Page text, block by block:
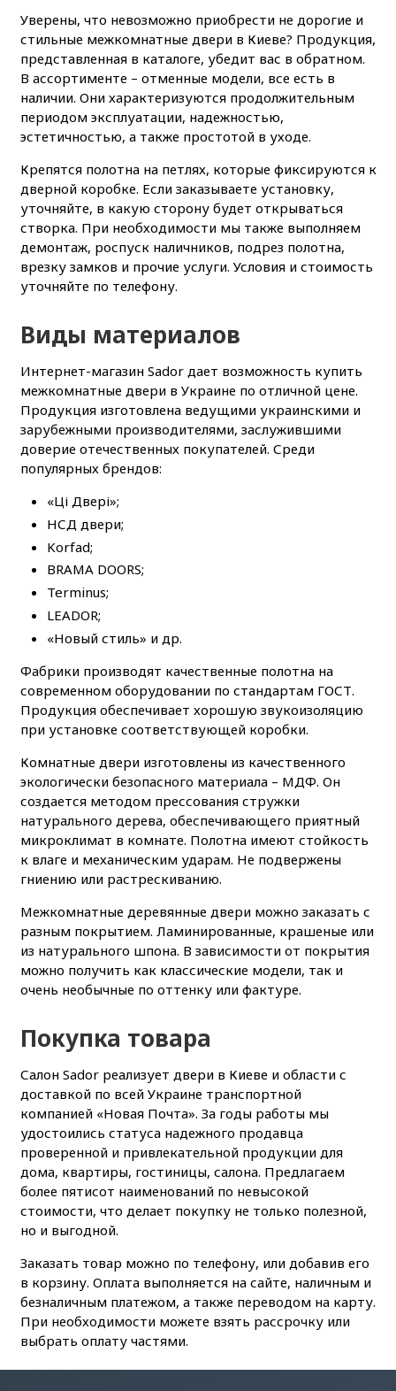
Уверены, что невозможно приобрести не дорогие и
стильные межкомнатные двери в Киеве? Продукция,
представленная в каталоге, убедит вас в обратном.
В ассортименте – отменные модели, все есть в
наличии. Они характеризуются продолжительным
периодом эксплуатации, надежностью,
эстетичностью, а также простотой в уходе.
Крепятся полотна на петлях, которые фиксируются к
дверной коробке. Если заказываете установку,
уточняйте, в какую сторону будет открываться
створка. При необходимости мы также выполняем
демонтаж, роспуск наличников, подрез полотна,
врезку замков и прочие услуги. Условия и стоимость
уточняйте по телефону.
Виды материалов
Интернет-магазин Sador дает возможность купить
межкомнатные двери в Украине по отличной цене.
Продукция изготовлена ведущими украинскими и
зарубежными производителями, заслужившими
доверие отечественных покупателей. Среди
популярных брендов:
«Ці Двері»;
НСД двери;
Korfad;
BRAMA DOORS;
Terminus;
LEADOR;
«Новый стиль» и др.
Фабрики производят качественные полотна на
современном оборудовании по стандартам ГОСТ.
Продукция обеспечивает хорошую звукоизоляцию
при установке соответствующей коробки.
Комнатные двери изготовлены из качественного
экологически безопасного материала – МДФ. Он
создается методом прессования стружки
натурального дерева, обеспечивающего приятный
микроклимат в комнате. Полотна имеют стойкость
к влаге и механическим ударам. Не подвержены
гниению или растрескиванию.
Межкомнатные деревянные двери можно заказать с
разным покрытием. Ламинированные, крашеные или
из натурального шпона. В зависимости от покрытия
можно получить как классические модели, так и
очень необычные по оттенку или фактуре.
Покупка товара
Салон Sador реализует двери в Киеве и области с
доставкой по всей Украине транспортной
компанией «Новая Почта». За годы работы мы
удостоились статуса надежного продавца
проверенной и привлекательной продукции для
дома, квартиры, гостиницы, салона. Предлагаем
более пятисот наименований по невысокой
стоимости, что делает покупку не только полезной,
но и выгодной.
Заказать товар можно по телефону, или добавив его
в корзину. Оплата выполняется на сайте, наличным и
безналичным платежом, а также переводом на карту.
При необходимости можете взять рассрочку или
выбрать оплату частями.